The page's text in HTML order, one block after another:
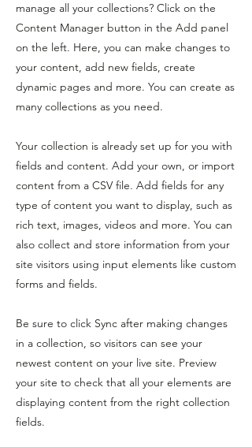
manage all your collections? Click on the
Content Manager button in the Add panel
on the left. Here, you can make changes to
your content, add new fields, create
dynamic pages and more. You can create as
many collections as you need.
Your collection is already set up for you with
fields and content. Add your own, or import
content from a CSV file. Add fields for any
type of content you want to display, such as
rich text, images, videos and more. You can
also collect and store information from your
site visitors using input elements like custom
forms and fields.
Be sure to click Sync after making changes
in a collection, so visitors can see your
newest content on your live site. Preview
your site to check that all your elements are
displaying content from the right collection
fields.